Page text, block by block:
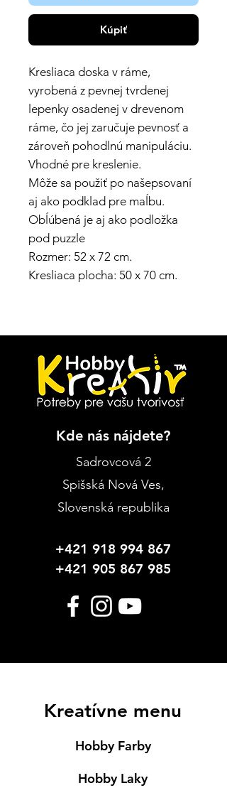
Kúpiť
Kresliaca doska v ráme,
vyrobená z pevnej tvrdenej
lepenky osadenej v drevenom
ráme, čo jej zaručuje pevnosť a
zároveň pohodlnú manipuláciu.
Vhodné pre kreslenie.
Môže sa použiť po našepsovaní
aj ako podklad pre maĺbu.
Obĺúbená je aj ako podložka
pod puzzle
Rozmer: 52 x 72 cm.
Kresliaca plocha: 50 x 70 cm.
Kde nás nájdete?
Sadrovcová 2
Spišská Nová Ves,
Slovenská republika
+421 918 994 867
+421 905 867 985
Kreatívne menu
Hobby Farby
Hobby Laky